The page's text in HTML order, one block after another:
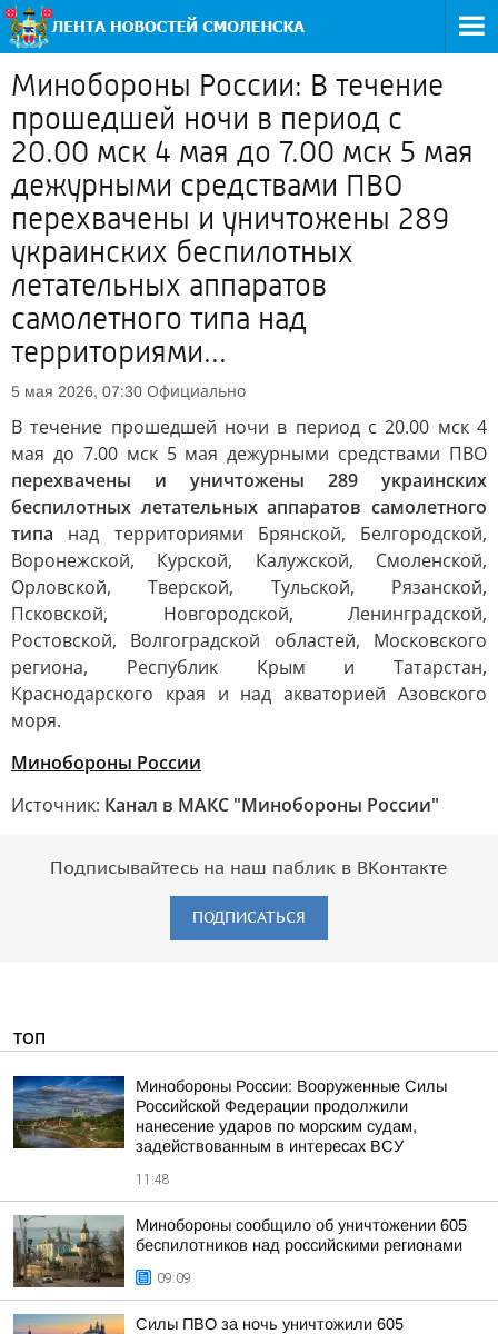
Минобороны России: В течение
прошедшей ночи в период с
20.00 мск 4 мая до 7.00 мск 5 мая
дежурными средствами ПВО
перехвачены и уничтожены 289
украинских беспилотных
летательных аппаратов
самолетного типа над
территориями...
5 мая 2026, 07:30 Официально
В течение прошедшей ночи в период с 20.00 мск 4
мая до 7.00 мск 5 мая дежурными средствами ПВО
перехвачены и уничтожены 289 украинских
беспилотных летательных аппаратов самолетного
типа над территориями Брянской, Белгородской,
Воронежской, Курской, Калужской, Смоленской,
Орловской, Тверской, Тульской, Рязанской,
Псковской, Новгородской, Ленинградской,
Ростовской, Волгоградской областей, Московского
региона, Республик Крым и Татарстан,
Краснодарского края и над акваторией Азовского
моря.
Минобороны России
Источник: Канал в МАКС "Минобороны России"
Подписывайтесь на наш паблик в ВКонтакте
ПОДПИСАТЬСЯ
ТОП
Минобороны России: Вооруженные Силы
Российской Федерации продолжили
нанесение ударов по морским судам,
задействованным в интересах ВСУ
11:48
Минобороны сообщило об уничтожении 605
беспилотников над российскими регионами
09:09
Силы ПВО за ночь уничтожили 605